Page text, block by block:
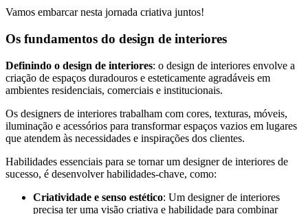
Vamos embarcar nesta jornada criativa juntos!
Os fundamentos do design de interiores
Definindo o design de interiores: o design de interiores envolve a
criação de espaços duradouros e esteticamente agradáveis ​​em
ambientes residenciais, comerciais e institucionais.
Os designers de interiores trabalham com cores, texturas, móveis,
iluminação e acessórios para transformar espaços vazios em lugares
que atendem às necessidades e inspirações dos clientes.
Habilidades essenciais para se tornar um designer de interiores de
sucesso, é desenvolver habilidades-chave, como:
Criatividade e senso estético: Um designer de interiores
precisa ter uma visão criativa e habilidade para combinar